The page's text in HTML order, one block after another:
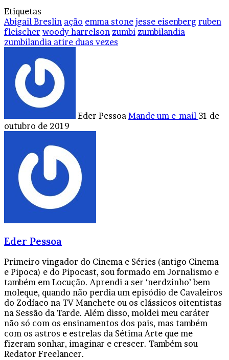
Etiquetas
Abigail Breslin ação emma stone jesse eisenberg ruben
fleischer woody harrelson zumbi zumbilandia
zumbilandia atire duas vezes
Eder Pessoa Mande um e-mail 31 de
outubro de 2019
Eder Pessoa
Primeiro vingador do Cinema e Séries (antigo Cinema
e Pipoca) e do Pipocast, sou formado em Jornalismo e
também em Locução. Aprendi a ser ‘nerdzinho’ bem
moleque, quando não perdia um episódio de Cavaleiros
do Zodíaco na TV Manchete ou os clássicos oitentistas
na Sessão da Tarde. Além disso, moldei meu caráter
não só com os ensinamentos dos pais, mas também
com os astros e estrelas da Sétima Arte que me
fizeram sonhar, imaginar e crescer. Também sou
Redator Freelancer.